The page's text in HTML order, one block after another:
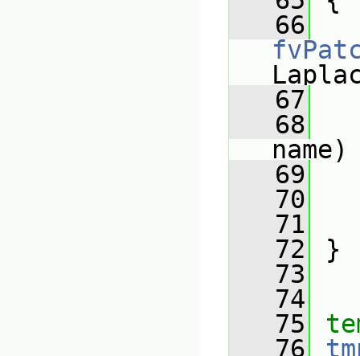
   66
   67
   68
name)
   69
   70
   71
   72
}
   73
   74
   75
   76